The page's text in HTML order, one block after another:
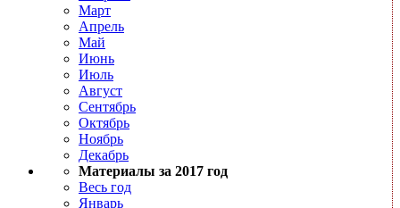
Март
Апрель
Май
Июнь
Июль
Август
Сентябрь
Октябрь
Ноябрь
Декабрь
Материалы за 2017 год
Весь год
Январь